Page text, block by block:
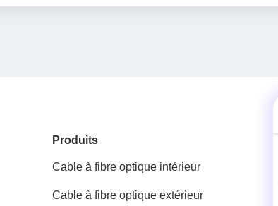
Produits
Cable à fibre optique intérieur
Cable à fibre optique extérieur